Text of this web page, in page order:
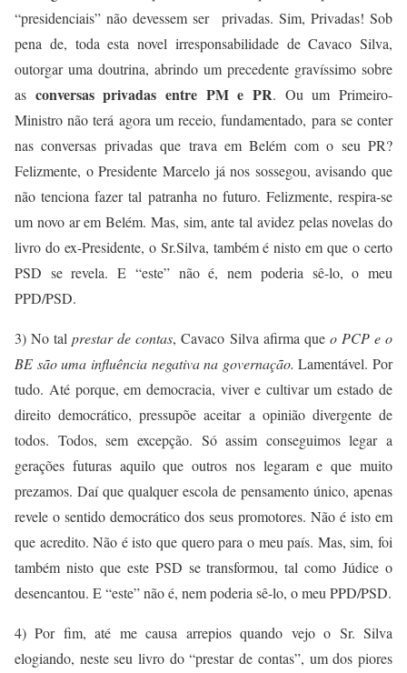
“presidenciais” não devessem ser privadas. Sim, Privadas! Sob
pena de, toda esta novel irresponsabilidade de Cavaco Silva,
outorgar uma doutrina, abrindo um precedente gravíssimo sobre
as conversas privadas entre PM e PR. Ou um Primeiro-
Ministro não terá agora um receio, fundamentado, para se conter
nas conversas privadas que trava em Belém com o seu PR?
Felizmente, o Presidente Marcelo já nos sossegou, avisando que
não tenciona fazer tal patranha no futuro. Felizmente, respira-se
um novo ar em Belém. Mas, sim, ante tal avidez pelas novelas do
livro do ex-Presidente, o Sr.Silva, também é nisto em que o certo
PSD se revela. E “este” não é, nem poderia sê-lo, o meu
PPD/PSD.
3) No talprestar de contas, Cavaco Silva afirma que o PCP e o
BE são uma influência negativa na governação. Lamentável. Por
tudo. Até porque, em democracia, viver e cultivar um estado de
direito democrático, pressupõe aceitar a opinião divergente de
todos. Todos, sem excepção. Só assim conseguimos legar a
gerações futuras aquilo que outros nos legaram e que muito
prezamos. Daí que qualquer escola de pensamento único, apenas
revele o sentido democrático dos seus promotores. Não é isto em
que acredito. Não é isto que quero para o meu país. Mas, sim, foi
também nisto que este PSD se transformou, tal como Júdice o
desencantou. E “este” não é, nem poderia sê-lo, o meu PPD/PSD.
4) Por fim, até me causa arrepios quando vejo o Sr. Silva
elogiando, neste seu livro do “prestar de contas”, um dos piores